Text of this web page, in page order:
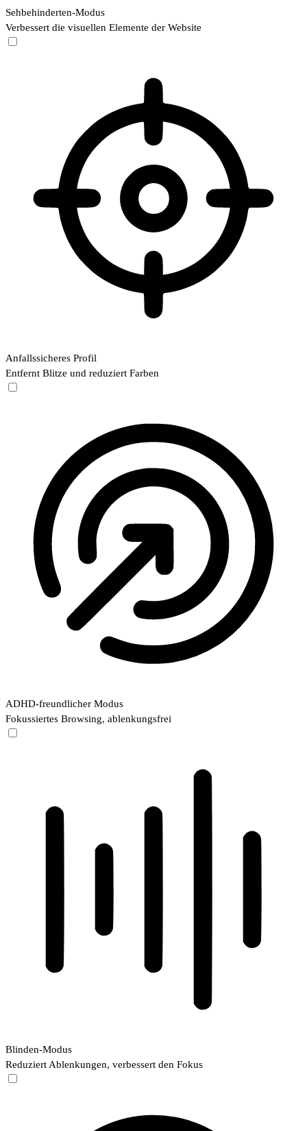
Sehbehinderten-Modus
Verbessert die visuellen Elemente der Website
Anfallssicheres Profil
Entfernt Blitze und reduziert Farben
ADHD-freundlicher Modus
Fokussiertes Browsing, ablenkungsfrei
Blinden-Modus
Reduziert Ablenkungen, verbessert den Fokus